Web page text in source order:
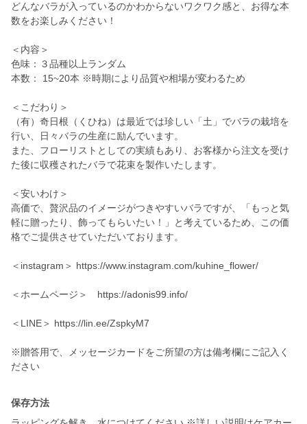
どんなバラが入っているのかわからないワクワク感と、お得な本
数をお楽しみください！
＜内容＞
色味：３品種以上ランダム
本数： 15~20本 ※時期により品質や相場が変わるため
＜こだわり＞
（有）奇日根（くひね）は最近では珍しい「土」でバラの栽培を
行い、日々バラの生産に励んでいます。
また、フローリストとしての実績もあり、お客様から注文を受け
た後に収穫されたバラで花束を製作いたします。
＜安いわけ＞
高価で、贅沢品のイメージがつきやすいバラですが、「もっと気
軽に贈ったり、飾ってもらいたい！」と考えているため、この価
格でご提供させていただいております。
＜instagram＞ https://www.instagram.com/kuhine_flower/
＜ホームページ＞ https://adonis99.info/
＜LINE＞ https://lin.ee/ZspkyM7
※贈答用で、メッセージカードをご所望の方は備考欄にご記入く
ださい
保存方法